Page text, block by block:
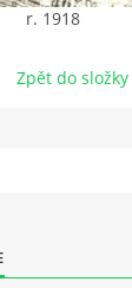
tel. 773 916 275
za
r. 1918
Zpět do složky